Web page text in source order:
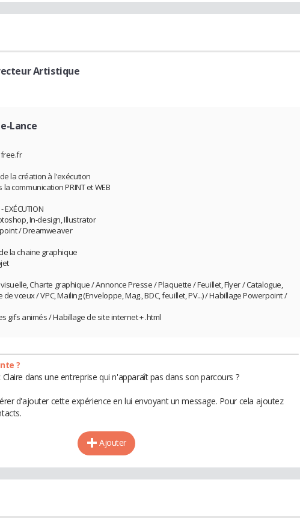
Artistique
Lance
la création à l'exécution
communication PRINT et WEB
EXÉCUTION
In-design, Illustrator
/ Dreamweaver
la chaine graphique
visuelle, Charte graphique / Annonce Presse / Plaquette / Feuillet, Flyer / Catalogue,
vœux / VPC, Mailing (Enveloppe, Mag., BDC, feuillet, PV...) / Habillage Powerpoint /
gifs animés / Habillage de site internet + .html
?
dans une entreprise qui n'apparaît pas dans son parcours ?
d'ajouter cette expérience en lui envoyant un message. Pour cela ajoutez
Ajouter